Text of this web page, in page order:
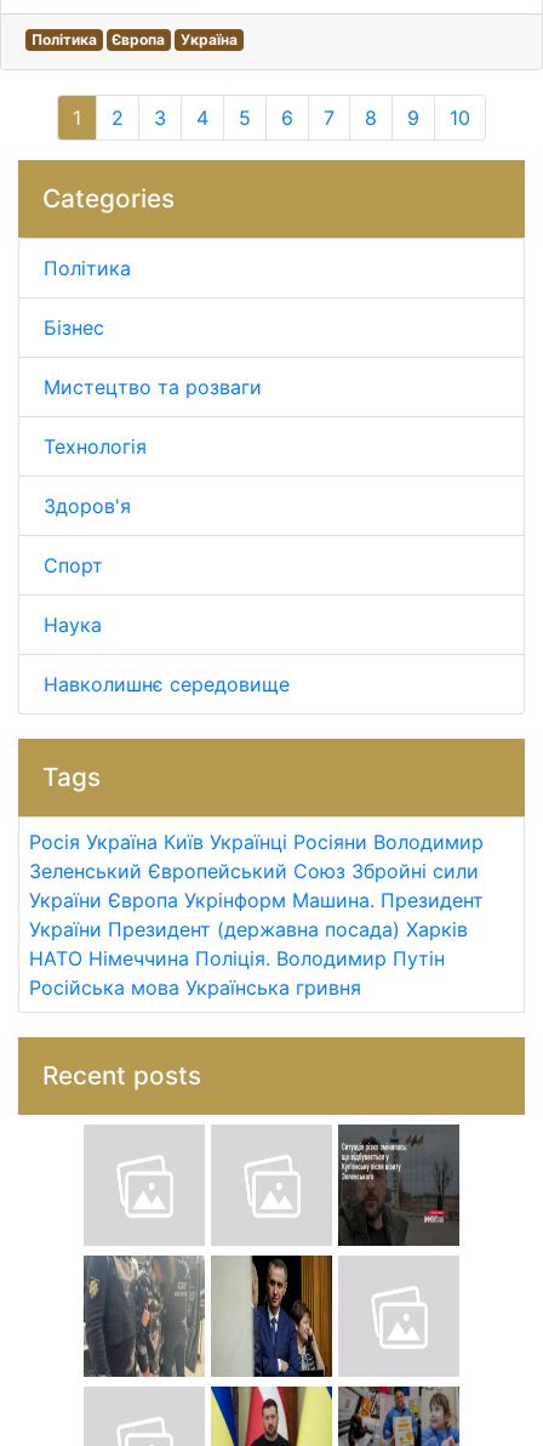
Політика Європа Україна
1 2 3 4 5 6 7 8 9 10
Categories
Політика
Бізнес
Мистецтво та розваги
Технологія
Здоров'я
Спорт
Наука
Навколишнє середовище
Tags
Росія Україна Київ Українці Росіяни Володимир
Зеленський Європейський Союз Збройні сили
України Європа Укрінформ Машина. Президент
України Президент (державна посада) Харків
НАТО Німеччина Поліція. Володимир Путін
Російська мова Українська гривня
Recent posts